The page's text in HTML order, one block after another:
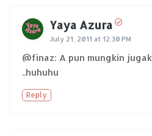
Yaya Azura
July 21, 2011 at 12:30 PM
@finaz: A pun mungkin
..huhuhu
Reply